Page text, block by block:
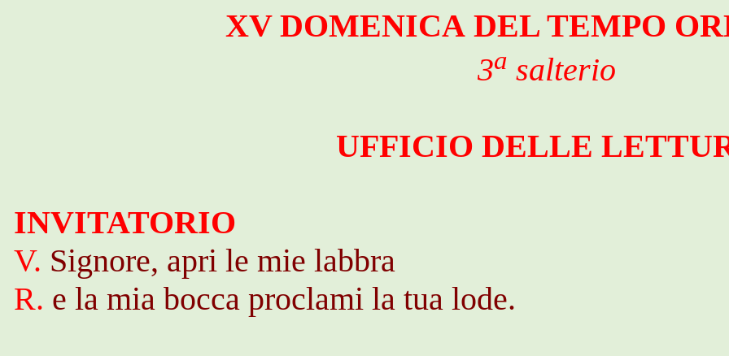
XV DOMENICA DEL TEMPO
3a salterio
UFFICIO DELLE
INVITATORIO
V. Signore, apri le mie labbra
R. e la mia bocca proclami la tua lode.